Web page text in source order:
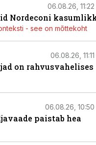
06.08.26, 11:22
Nordeconi
- see on mõttekoht
06.08.26, 11:11
on rahvusvahelises
06.08.26, 10:50
paistab hea